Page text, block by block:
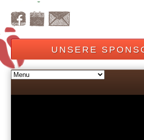
UNSERE